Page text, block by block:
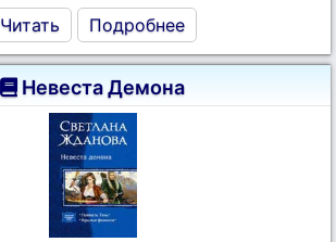
Читать Подробнее
Невеста Демона